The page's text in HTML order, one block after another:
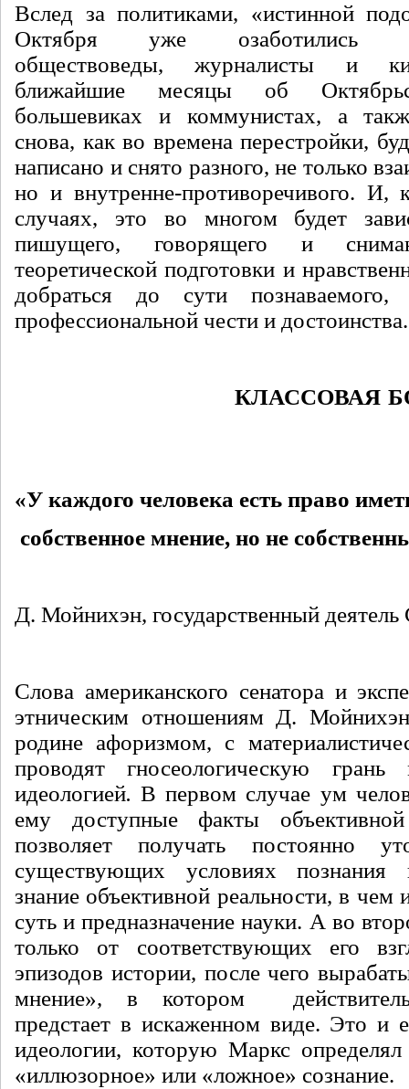
Вслед за политиками, «истинной
Октября уже озаботились
обществоведы, журналисты и
ближайшие месяцы об
большевиках и коммунистах, а
снова, как во времена перестройки,
написано и снято разного, не только
но и внутренне-противоречивого. И,
случаях, это во многом будет
пишущего, говорящего и
теоретической подготовки и
добраться до сути
профессиональной чести и достоинства.
КЛАССОВАЯ
«У каждого человека есть право
собственное мнение, но не
Д. Мойнихэн, государственный
Слова американского сенатора и
этническим отношениям Д.
родине афоризмом, с
проводят гносеологическую
идеологией.В первом случае ум
ему доступные факты
позволяет получать постоянно
существующих условиях познания
знание объективной реальности, в чем
суть и предназначение науки. А во
только от соответствующих его
эпизодов истории, после чего
мнение», в котором
предстает в искаженном виде. Это и
идеологии, которую Маркс определял
«иллюзорное» или «ложное» сознание.